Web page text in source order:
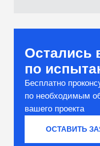
[04]
Вяжущие и сырьё
Тестирование компонентов